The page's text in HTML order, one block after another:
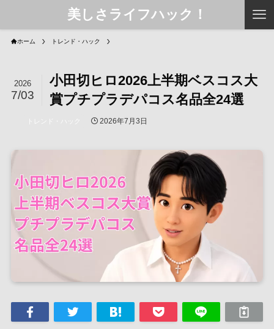
美しさライフハック！
ホーム トレンド・ハック
小田切ヒロ2026上半期ベスコス大
賞プチプラデパコス名品全24選
2026
7/03
トレンド・ハック 2026年7月3日